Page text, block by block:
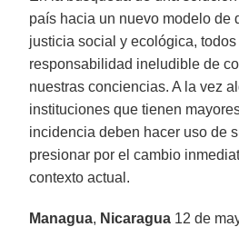
país hacia un nuevo modelo de
justicia social y ecológica,
responsabilidad ineludible de
nuestras conciencias. A la vez
instituciones que tienen
incidencia deben hacer uso de
presionar por el cambio
contexto actual.
Managua, Nicaragua 12 de